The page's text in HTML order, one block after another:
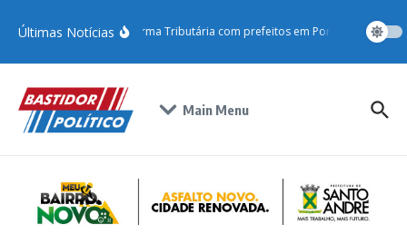
Últimas Notícias
Gilvan debate Reforma Tributária com prefeitos em Porto Alegre e se
Main Menu